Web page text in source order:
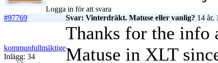
Logga in för att svara
#97769
Svar: Vinterdräkt. Matuse eller vanlig? 14 år,
kommunfullmäktige
Inlägg: 34
Thanks for the
Matuse in XLT